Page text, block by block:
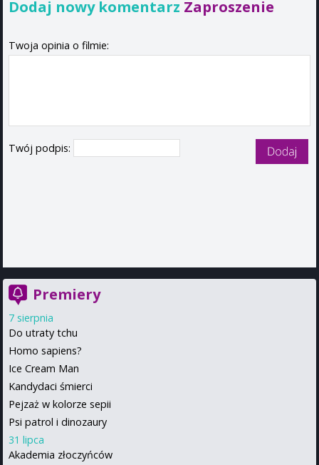
Dodaj nowy komentarz Zaproszenie
Twoja opinia o filmie:
Twój podpis:
Premiery
7 sierpnia
Do utraty tchu
Homo sapiens?
Ice Cream Man
Kandydaci śmierci
Pejzaż w kolorze sepii
Psi patrol i dinozaury
31 lipca
Akademia złoczyńców